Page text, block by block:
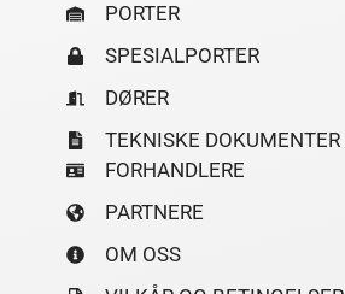
PORTER
SPESIALPORTER
DØRER
TEKNISKE DOKUMENTER
FORHANDLERE
PARTNERE
OM OSS